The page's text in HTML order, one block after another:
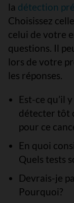
la détection
Choisissez
celui de votre
questions. Il
lors de votre
les réponses.
Est-ce qu’il
détecter tôt
pour ce
En quoi
Quels tests
Devrais-je
Pourquoi?